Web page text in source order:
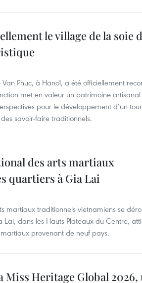
le village de la soie
Phuc, à Hanoï, a été officiellement
met en valeur un patrimoine artisanal
pour le développement d’un
savoir-faire traditionnels.
des arts martiaux
quartiers à Gia Lai
martiaux traditionnels vietnamiens se
dans les Hauts Plateaux du Centre,
provenant de neuf pays.
Miss Heritage Global 2026,